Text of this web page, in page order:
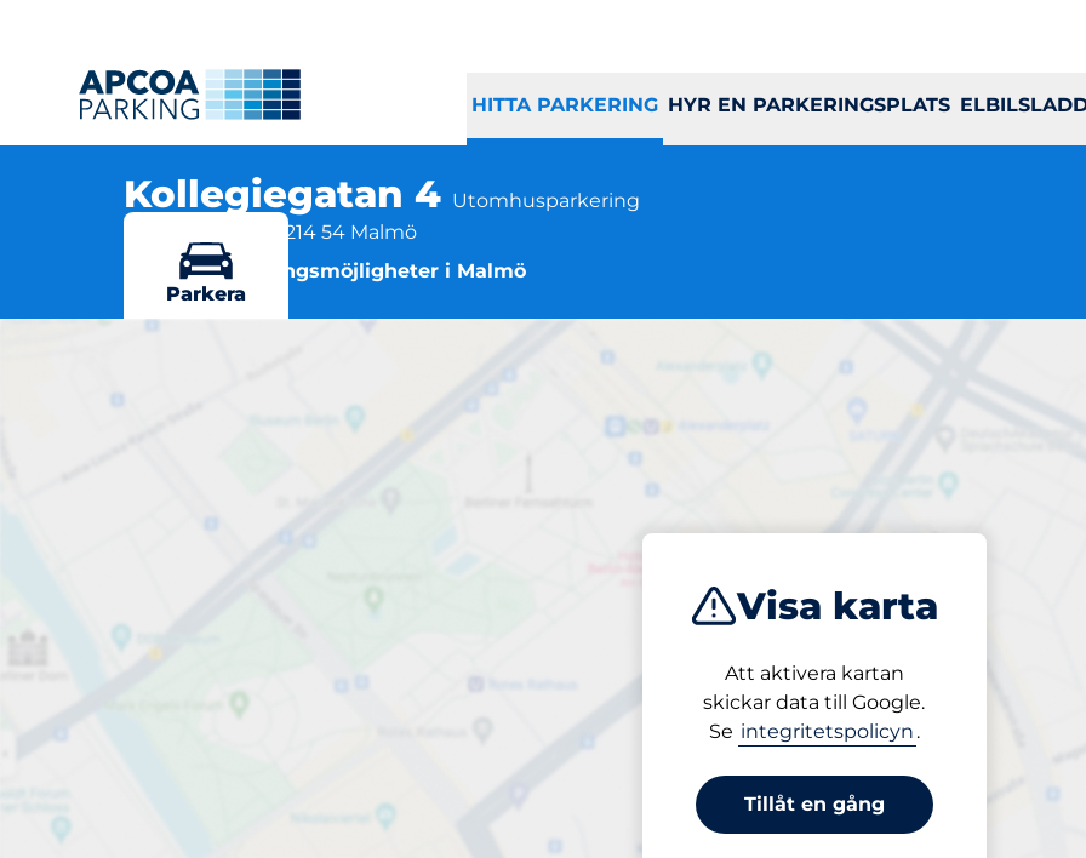
HITTA PARKERING HYR EN PARKERINGSPLATS
Kollegiegatan 4 Utomhusparkering
Kollegiegatan 4, 214 54 Malmö
Flera parkeringsmöjligheter i Malmö
Visa karta
Att aktivera kartan
skickar data till Google.
Se integritetspolicyn .
Tillåt en gång
Parkera
Kollegiegatan 4
Öppet nu